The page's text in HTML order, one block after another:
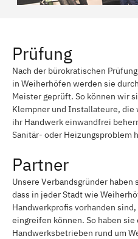
Prüfung
Nach der bürokratischen
in Weiherhöfen werden sie
Meister geprüft. So können wir
Klempner und Installateure, die
ihr Handwerk einwandfrei
Sanitär- oder Heizungsproblem
Partner
Unsere Verbandsgründer haben
dass in jeder Stadt wie
Handwerkprofis vorhanden
eingreifen können. So haben
Handwerksbetrieben rund um